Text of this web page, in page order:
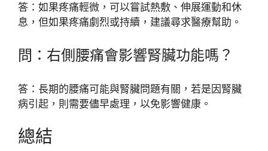
答：如果疼痛輕微，可以嘗試熱敷、伸展運動和休
息，但如果疼痛劇烈或持續，建議尋求醫療幫助。
問：右側腰痛會影響腎臟功能嗎？
答：長期的腰痛可能與腎臟問題有關，若是因腎臟
病引起，則需要儘早處理，以免影響健康。
總結